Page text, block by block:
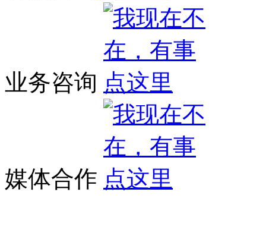
业务咨询
媒体合作